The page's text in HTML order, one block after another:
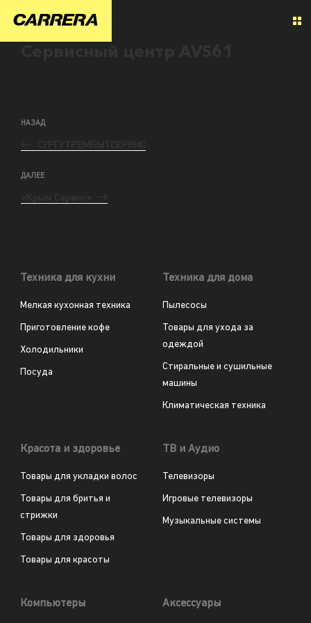
НАЗАД
ДАЛЕЕ
Техника для кухни
Мелкая кухонная техника
Приготовление кофе
Холодильники
Посуда
Техника для дома
Пылесосы
Товары для ухода за
одеждой
Стиральные и сушильные
машины
Климатическая техника
Красота и здоровье
Товары для укладки волос
Товары для бритья и
стрижки
Товары для здоровья
Товары для красоты
ТВ и Аудио
Телевизоры
Игровые телевизоры
Музыкальные системы
Компьютеры Аксессуары